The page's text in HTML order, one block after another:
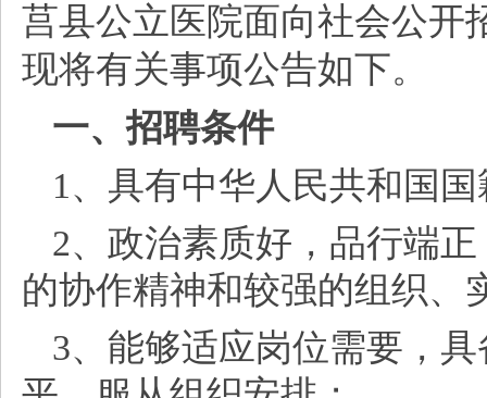
莒县公立医院面向社会公开
现将有关事项公告如下。
一、招聘条件
1、具有中华人民共和国国
2、政治素质好，品行端
的协作精神和较强的组织、
3、能够适应岗位需要，